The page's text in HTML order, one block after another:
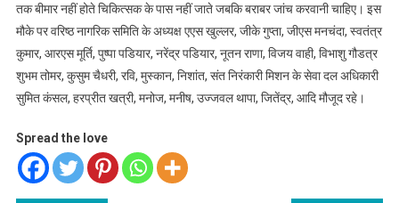
तक बीमार नहीं होते चिकित्सक के पास नहीं जाते जबकि बराबर जांच करवानी चाहिए। इस
मौके पर वरिष्ठ नागरिक समिति के अध्यक्ष एएस खुल्लर, जीके गुप्ता, जीएस मनचंदा, स्वतंत्र
कुमार, आरएस मूर्ति, पुष्पा पडियार, नरेंद्र पडियार, नूतन राणा, विजय वाही, विभाशु गौडत्र
शुभम तोमर, कुसुम चैधरी, रवि, मुस्कान, निशांत, संत निरंकारी मिशन के सेवा दल अधिकारी
सुमित कंसल, हरप्रीत खत्री, मनोज, मनीष, उज्जवल थापा, जितेंद्र, आदि मौजूद रहे।
Spread the love